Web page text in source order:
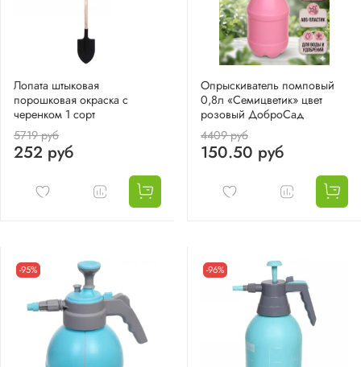
Лопата штыковая
порошковая окраска с
черенком 1 сорт
5719 руб
252 руб
Опрыскиватель помповый
0,8л «Семицветик» цвет
розовый ДоброСад
4409 руб
150.50 руб
-95% -96%